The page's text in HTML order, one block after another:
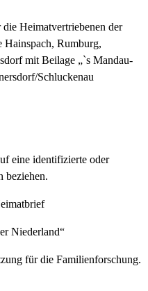
Heimatvertriebenen der
Hainspach, Rumburg,
mit Beilage „`s Mandau-
Schluckenau
eine identifizierte oder
beziehen.
Niederland“
für die Familienforschung.